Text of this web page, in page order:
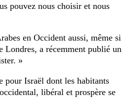
pouvez nous choisir et nous
en Occident aussi, même si
Londres, a récemment publié un
»
pour Israël dont les habitants
libéral et prospère se